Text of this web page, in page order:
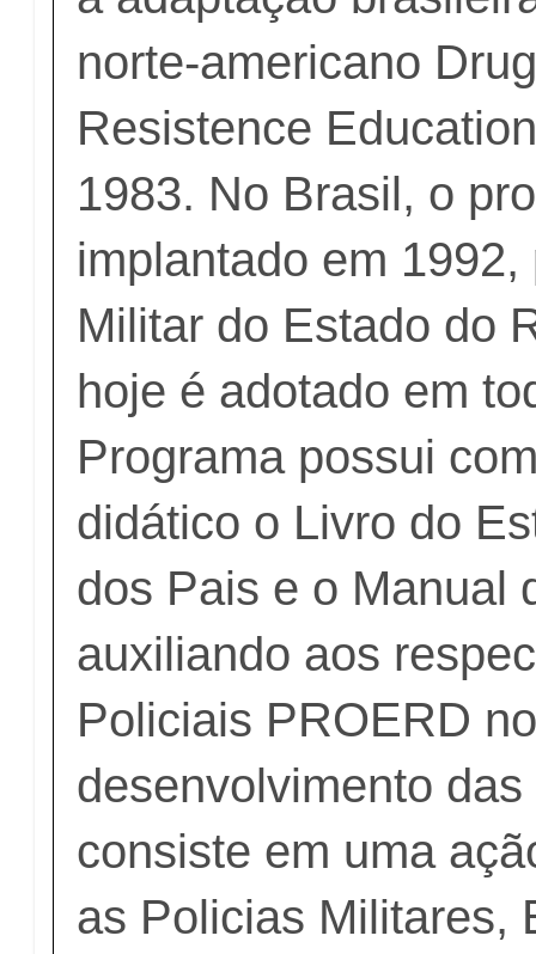
norte-americano
Resistence
1983. No Brasil, o
implantado em
Militar do Estado do
hoje é adotado em
Programa possui
didático o Livro do
dos Pais e o Manual
auxiliando aos
Policiais PROERD
desenvolvimento
consiste em uma
as Policias Militares,